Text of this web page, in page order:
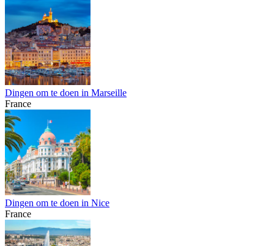
Dingen om te doen in Marseille
France
Dingen om te doen in Nice
France